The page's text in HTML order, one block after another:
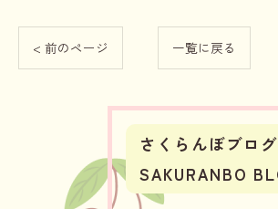
< 前のページ 一覧に戻る
さくらんぼブログ
SAKURANBO